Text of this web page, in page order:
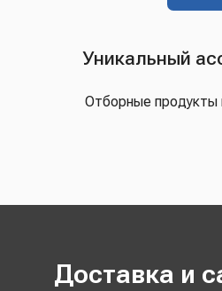
Уникальный
Отборные продукты
Доставка и